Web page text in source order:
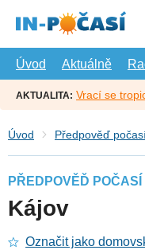
hlavní
Úvod
Aktuálně
AKTUALITA: Vrací se
Úvod Předpověď
PŘEDPOVĚĎ POČASÍ
Kájov
Označit jako